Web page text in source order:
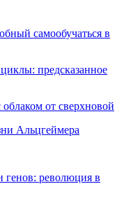
самообучаться в
предсказанное
от сверхновой
Альцгеймера
революция в